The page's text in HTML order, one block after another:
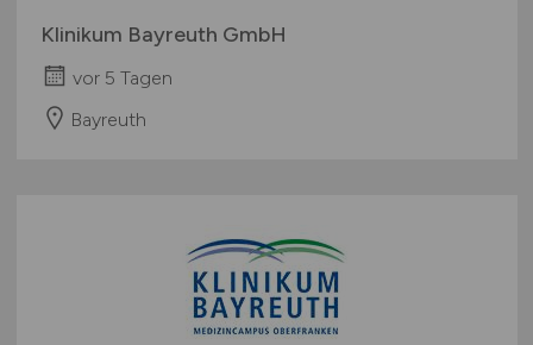
Klinikum Bayreuth GmbH
vor 5 Tagen
Bayreuth